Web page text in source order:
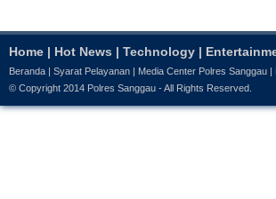
Home | Hot News | Technology |
Beranda Syarat Pelayanan Media Center Polres Sanggau
© Copyright 2014 Polres Sanggau - All Rights Reserved.